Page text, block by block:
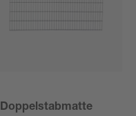
Doppelstabmatte